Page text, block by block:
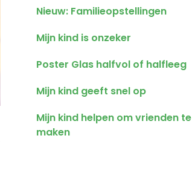
Nieuw: Familieopstellingen
Mijn kind is onzeker
Poster Glas halfvol of halfleeg
Mijn kind geeft snel op
Mijn kind helpen om vrienden te
maken